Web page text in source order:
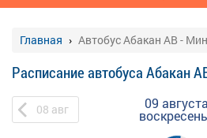
Главная Автобус Абакан АВ -
Расписание автобуса Абакан
08 авг 09 августа